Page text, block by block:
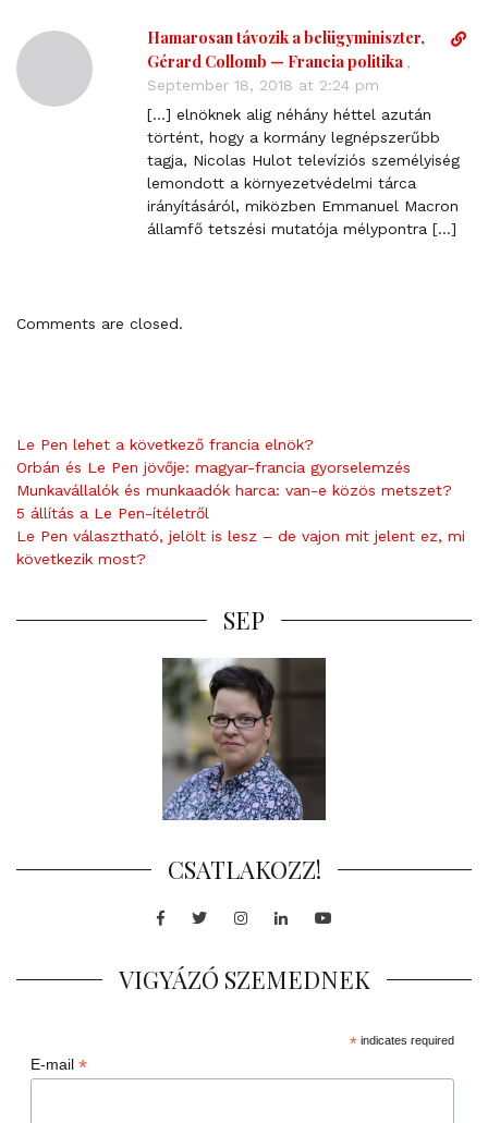
e
Hamarosan távozik a belügyminiszter,
Gérard Collomb — Francia politika ,
September 18, 2018 at 2:24 pm
D
t
[…] elnöknek alig néhány héttel azután
történt, hogy a kormány legnépszerűbb
tagja, Nicolas Hulot televíziós személyiség
lemondott a környezetvédelmi tárca
irányításáról, miközben Emmanuel Macron
államfő tetszési mutatója mélypontra […]
Comments are closed.
Le Pen lehet a következő francia elnök?
Orbán és Le Pen jövője: magyar-francia gyorselemzés
Munkavállalók és munkaadók harca: van-e közös metszet?
5 állítás a Le Pen-ítéletről
Le Pen választható, jelölt is lesz – de vajon mit jelent ez, mi
következik most?
SEP
CSATLAKOZZ!
Facebook
TwitterInstagram
LinkedInYoutube
VIGYÁZÓ SZEMEDNEK
*indicates required
E-mail *